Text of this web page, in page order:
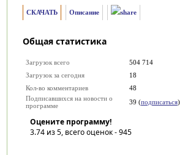
СКАЧАТЬ Описание
Общая статистика
Загрузок всего
504 714
Загрузок за сегодня
18
Кол-во комментариев
48
Подписавшихся на новости о
программе
39 (подписаться)
Оцените программу!
3.74из 5, всего оценок -945